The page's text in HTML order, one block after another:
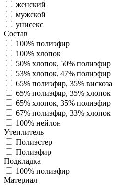
женский
мужской
унисекс
Состав
100% полиэфир
100% хлопок
50% хлопок, 50% полиэфир
53% хлопок, 47% полиэфир
65% полиэфир, 35% вискоза
65% полиэфир, 35% хлопок
65% хлопок, 35% полиэфир
67% полиэфир, 33% хлопок
100% нейлон
Утеплитель
Полиэстер
Полиэфир
Подкладка
100% полиэфир
Материал